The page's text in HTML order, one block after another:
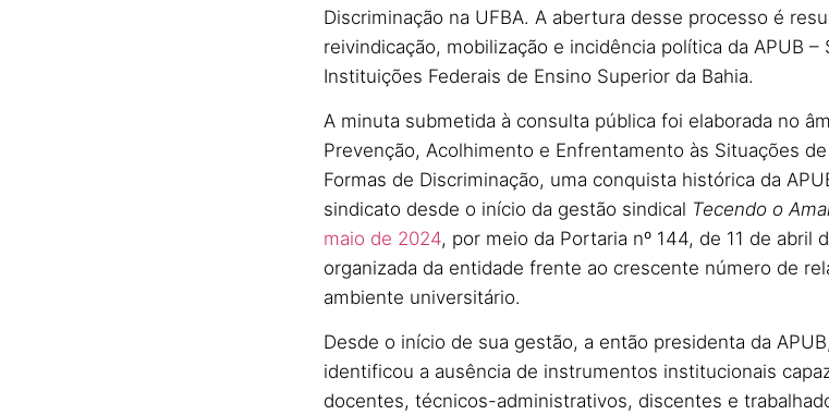
Discriminação na UFBA. A abertura desse processo é
reivindicação, mobilização e incidência política da APUB
Instituições Federais de Ensino Superior da Bahia.
A minuta submetida à consulta pública foi elaborada no
Prevenção, Acolhimento e Enfrentamento às Situações
Formas de Discriminação, uma conquista histórica da
sindicato desde o início da gestão sindical Tecendo o
maio de 2024, por meio da Portaria nº 144, de 11 de abril
organizada da entidade frente ao crescente número de
ambiente universitário.
Desde o início de sua gestão, a então presidenta da
identificou a ausência de instrumentos institucionais
docentes, técnicos-administrativos, discentes e